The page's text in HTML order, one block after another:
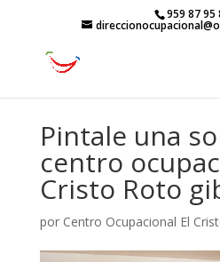
959 87 95
Pintale una
centro
Cristo Roto
por Centro Ocupacional El